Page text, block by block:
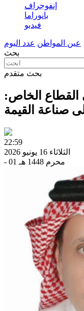
إنفوجراف
بانوراما
فيديو
عين المواطن عدد اليوم
بحث
بحث متقدم
القطاع الخاص:
صناعة القيمة
22:59
الثلاثاء 16 يونيو 2026
- 01 محرم 1448 هـ